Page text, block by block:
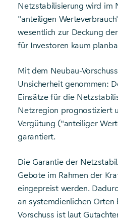
Netzstabilisierung wird im
"anteiligen
wesentlich zur Deckung
für Investoren kaum
Mit dem Neubau-
Unsicherheit genommen:
Einsätze für die
Netzregion prognostiziert
Vergütung ("anteiliger
garantiert.
Die Garantie der
Gebote im Rahmen der
eingepreist werden.
an systemdienlichen
Vorschuss ist laut